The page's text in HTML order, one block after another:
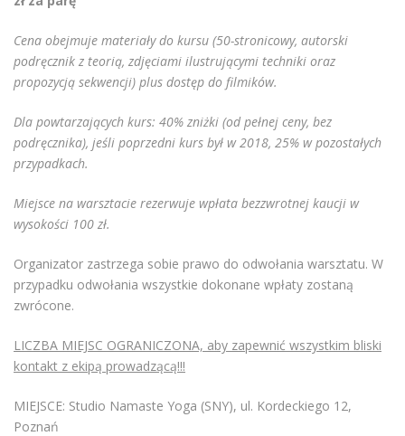
Cena obejmuje materiały do kursu (50-stronicowy, autorski
podręcznik z teorią, zdjęciami ilustrującymi techniki oraz
propozycją sekwencji) plus dostęp do filmików.
Dla powtarzających kurs: 40% zniżki (od pełnej ceny, bez
podręcznika), jeśli poprzedni kurs był w 2018, 25% w pozostałych
przypadkach.
Miejsce na warsztacie rezerwuje wpłata bezzwrotnej kaucji w
wysokości 100 zł.
Organizator zastrzega sobie prawo do odwołania warsztatu. W
przypadku odwołania wszystkie dokonane wpłaty zostaną
zwrócone.
LICZBA MIEJSC OGRANICZONA, aby zapewnić wszystkim bliski
kontakt z ekipą prowadzącą!!!
MIEJSCE: Studio Namaste Yoga (SNY), ul. Kordeckiego 12,
Poznań